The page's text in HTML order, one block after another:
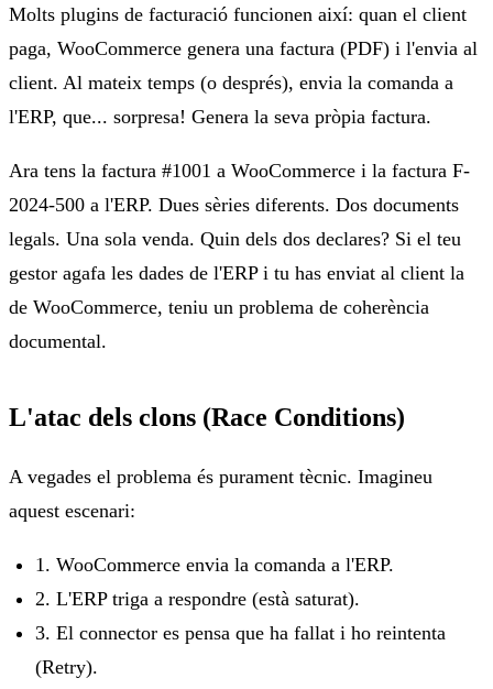
Molts plugins de facturació funcionen així: quan el client
paga, WooCommerce genera una factura (PDF) i l'envia al
client. Al mateix temps (o després), envia la comanda a
l'ERP, que... sorpresa! Genera la seva pròpia factura.
Ara tens la factura #1001 a WooCommerce i la factura F-
2024-500 a l'ERP. Dues sèries diferents. Dos documents
legals. Una sola venda. Quin dels dos declares? Si el teu
gestor agafa les dades de l'ERP i tu has enviat al client la
de WooCommerce, teniu un problema de coherència
documental.
L'atac dels clons (Race Conditions)
A vegades el problema és purament tècnic. Imagineu
aquest escenari:
1. WooCommerce envia la comanda a l'ERP.
2. L'ERP triga a respondre (està saturat).
3. El connector es pensa que ha fallat i ho reintenta
(Retry).